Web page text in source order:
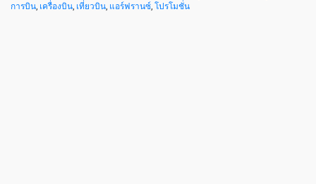
การบิน, เครื่องบิน, เที่ยวบิน, แอร์ฟรานซ์, โปรโมชั่น